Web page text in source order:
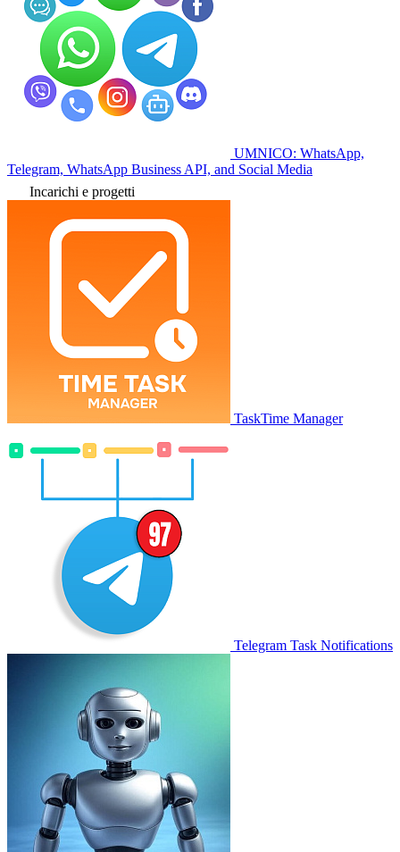
UMNICO: WhatsApp,
Telegram, WhatsApp Business API, and Social Media
Incarichi e progetti
TaskTime Manager
Telegram Task Notifications